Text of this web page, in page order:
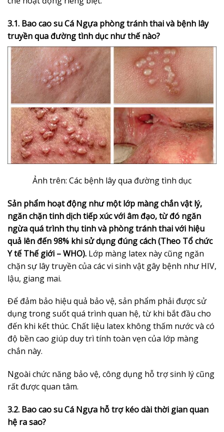
3.1. Bao cao su Cá Ngựa phòng tránh thai và bệnh lây
truyền qua đường tình dục như thế nào?
Ảnh trên: Các bệnh lây qua đường tình dục
Sản phẩm hoạt động như một lớp màng chắn vật lý,
ngăn chặn tinh dịch tiếp xúc với âm đạo, từ đó ngăn
ngừa quá trình thụ tinh và phòng tránh thai với hiệu
quả lên đến 98% khi sử dụng đúng cách (Theo Tổ chức
Y tế Thế giới – WHO). Lớp màng latex này cũng ngăn
chặn sự lây truyền của các vi sinh vật gây bệnh như HIV,
lậu, giang mai.
Để đảm bảo hiệu quả bảo vệ, sản phẩm phải được sử
dụng trong suốt quá trình quan hệ, từ khi bắt đầu cho
đến khi kết thúc. Chất liệu latex không thấm nước và có
độ bền cao giúp duy trì tính toàn vẹn của lớp màng
chắn này.
Ngoài chức năng bảo vệ, công dụng hỗ trợ sinh lý cũng
rất được quan tâm.
3.2. Bao cao su Cá Ngựa hỗ trợ kéo dài thời gian quan
hệ ra sao?